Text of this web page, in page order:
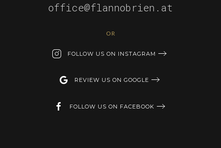
office@flannobrien.at
OR
FOLLOW US ON INSTAGRAM
REVIEW US ON GOOGLE
FOLLOW US ON FACEBOOK